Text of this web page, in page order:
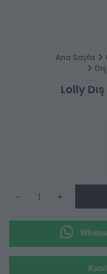
Ana Sayfa
Lolly
- +